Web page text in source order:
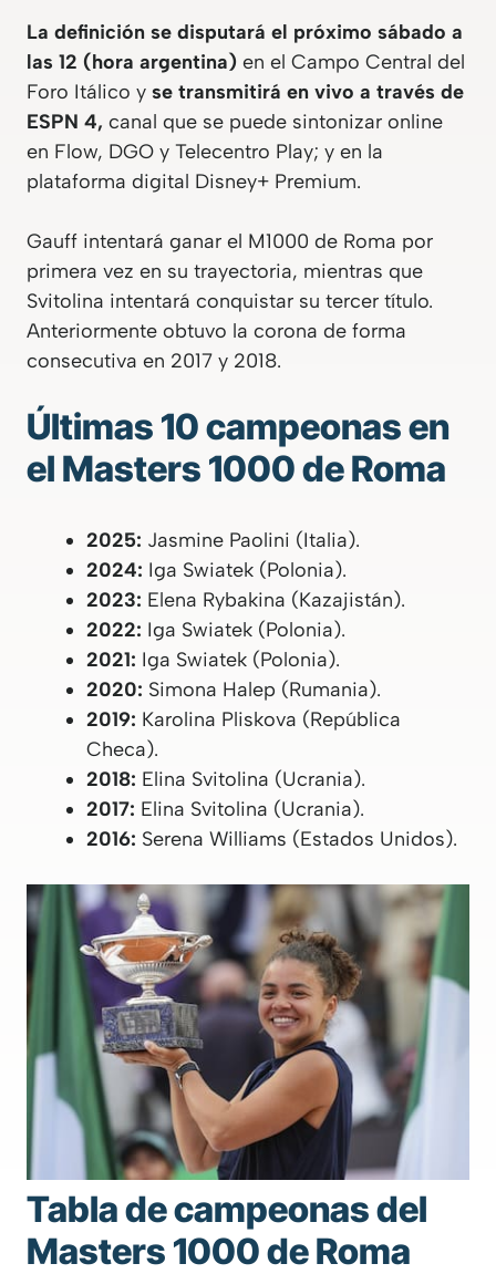
La definición se disputará el próximo sábado a
las 12 (hora argentina) en el Campo Central del
Foro Itálico y se transmitirá en vivo a través de
ESPN 4, canal que se puede sintonizar online
en Flow, DGO y Telecentro Play; y en la
plataforma digital Disney+ Premium.
Gauff intentará ganar el M1000 de Roma por
primera vez en su trayectoria, mientras que
Svitolina intentará conquistar su tercer título.
Anteriormente obtuvo la corona de forma
consecutiva en 2017 y 2018.
Últimas 10 campeonas en
el Masters 1000 de Roma
2025: Jasmine Paolini (Italia).
2024: Iga Swiatek (Polonia).
2023: Elena Rybakina (Kazajistán).
2022: Iga Swiatek (Polonia).
2021: Iga Swiatek (Polonia).
2020: Simona Halep (Rumania).
2019: Karolina Pliskova (República
Checa).
2018: Elina Svitolina (Ucrania).
2017: Elina Svitolina (Ucrania).
2016: Serena Williams (Estados Unidos).
Tabla de campeonas del
Masters 1000 de Roma